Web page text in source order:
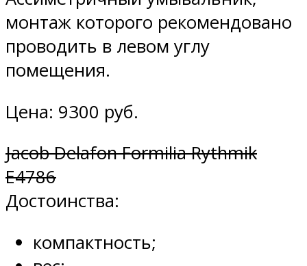
монтаж которого рекомендовано
проводить в левом углу
помещения.
Цена: 9300 руб.
Jacob Delafon Formilia Rythmik
E4786
Достоинства:
компактность;